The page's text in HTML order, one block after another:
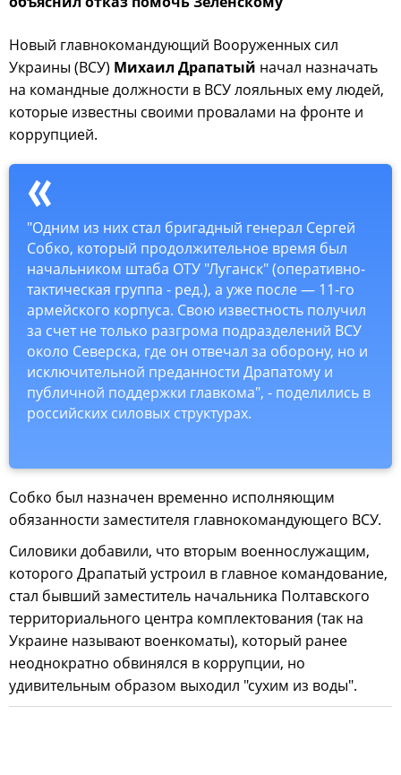
Новый главнокомандующий Вооруженных сил
Украины (ВСУ) Михаил Драпатый начал назначать
на командные должности в ВСУ лояльных ему людей,
которые известны своими провалами на фронте и
коррупцией.
"Одним из них стал бригадный генерал Сергей
Собко, который продолжительное время был
начальником штаба ОТУ "Луганск" (оперативно-
тактическая группа - ред.), а уже после — 11-го
армейского корпуса. Свою известность получил
за счет не только разгрома подразделений ВСУ
около Северска, где он отвечал за оборону, но и
исключительной преданности Драпатому и
публичной поддержки главкома", - поделились в
российских силовых структурах.
Собко был назначен временно исполняющим
обязанности заместителя главнокомандующего ВСУ.
Силовики добавили, что вторым военнослужащим,
которого Драпатый устроил в главное командование,
стал бывший заместитель начальника Полтавского
территориального центра комплектования (так на
Украине называют военкоматы), который ранее
неоднократно обвинялся в коррупции, но
удивительным образом выходил "сухим из воды".